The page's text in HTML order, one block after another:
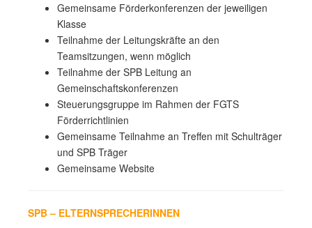
Gemeinsame Förderkonferenzen der jeweiligen
Klasse
Teilnahme der Leitungskräfte an den
Teamsitzungen, wenn möglich
Teilnahme der SPB Leitung an
Gemeinschaftskonferenzen
Steuerungsgruppe im Rahmen der FGTS
Förderrichtlinien
Gemeinsame Teilnahme an Treffen mit Schulträger
und SPB Träger
Gemeinsame Website
SPB – ELTERNSPRECHERINNEN